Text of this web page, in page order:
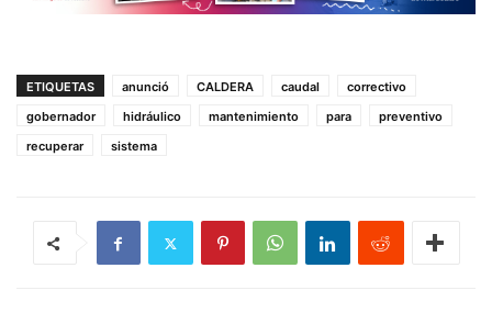
ETIQUETAS anunció CALDERA caudal
correctivo
gobernador
hidráulico mantenimiento para
preventivo
recuperar
sistema